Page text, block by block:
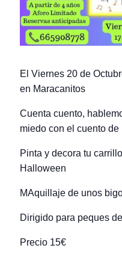
El Viernes 20 de
en Maracanitos
Cuenta cuento,
miedo con el cuento
Pinta y decora tu
Halloween
MAquillaje de unos
Dirigido para peques
Precio 15€